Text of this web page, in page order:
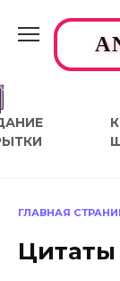
содержанию
ГЛАВНАЯ
Цитаты